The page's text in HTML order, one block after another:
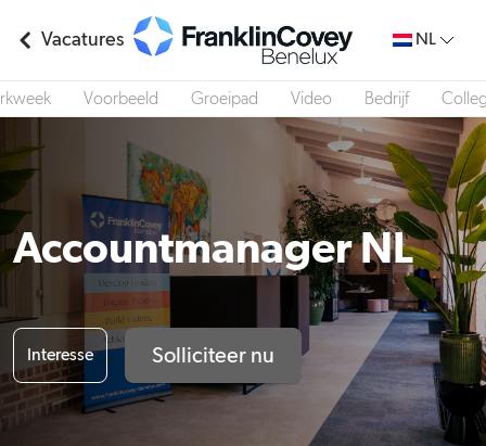
Vacatures NL
Voorbeeld Groeipad Video Bedrijf
Accountmanager NL
Interesse Solliciteer nu